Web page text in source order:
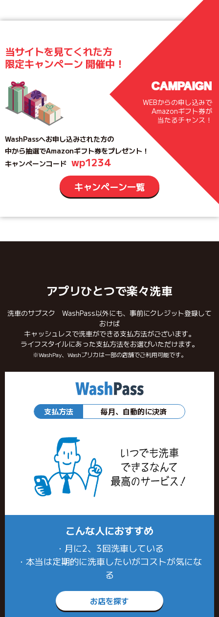
CAMPAIGN
WEBからの申し込みで
Amazonギフト券が
当たるチャンス！
当サイトを見てくれた方
限定キャンペーン 開催中！
WashPassへお申し込みされた方の
中から抽選でAmazonギフト券をプレゼント！
キャンペーンコード wp1234
キャンペーン一覧
アプリひとつで楽々洗車
洗車のサブスク WashPass以外にも、事前にクレジット登録して
おけば
キャッシュレスで洗車ができる支払方法がございます。
ライフスタイルにあった支払方法をお選びいただけます。
※WashPay、Washプリカは一部の店舗でご利用可能です。
支払方法 毎月、自動的に決済
こんな人におすすめ
・月に2、3回洗車している
・本当は定期的に洗車したいがコストが気にな
る
お店を探す